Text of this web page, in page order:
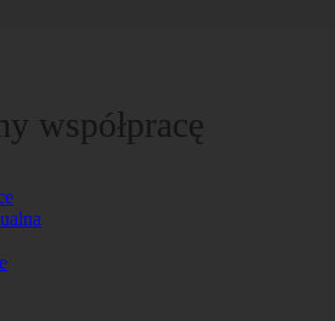
współpracę